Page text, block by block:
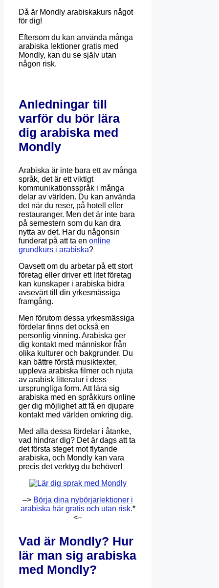
Då är Mondly arabiskakurs något
för dig!
Eftersom du kan använda många
arabiska lektioner gratis med
Mondly, kan du se själv utan
någon risk.
Anledningar till
varför du bör lära
dig arabiska med
Mondly
Arabiska är inte bara ett av många
språk, det är ett viktigt
kommunikationsspråk i många
delar av världen. Du kan använda
det när du reser, på hotell eller
restauranger. Men det är inte bara
på semestern som du kan dra
nytta av det. Har du någonsin
funderat på att ta en online
grundkurs i arabiska?
Oavsett om du arbetar på ett stort
företag eller driver ett litet företag
kan kunskaper i arabiska bidra
avsevärt till din yrkesmässiga
framgång.
Men förutom dessa yrkesmässiga
fördelar finns det också en
personlig vinning. Arabiska ger
dig kontakt med människor från
olika kulturer och bakgrunder. Du
kan bättre förstå musiktexter,
uppleva arabiska filmer och njuta
av arabisk litteratur i dess
ursprungliga form. Att lära sig
arabiska med en språkkurs online
ger dig möjlighet att få en djupare
kontakt med världen omkring dig.
Med alla dessa fördelar i åtanke,
vad hindrar dig? Det är dags att ta
det första steget mot flytande
arabiska, och Mondly kan vara
precis det verktyg du behöver!
–> Börja dina nybörjarlektioner i
arabiska här gratis och utan risk.*
<–
Vad är Mondly? Hur
lär man sig arabiska
med Mondly?